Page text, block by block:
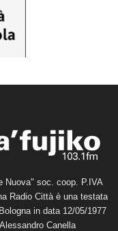
Nuova" soc. coop. P.IVA
Radio Città è una testata
in data 12/05/1977
Canella